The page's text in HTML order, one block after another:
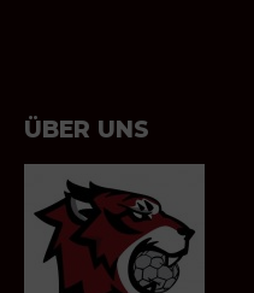
ÜBER UNS